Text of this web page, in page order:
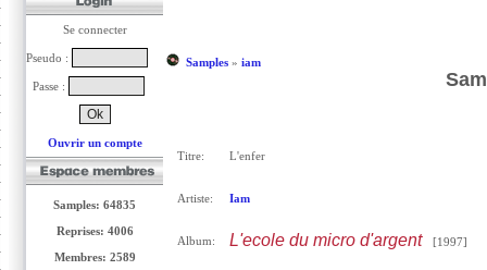
Se connecter
Pseudo :
Passe :
Ouvrir un compte
Samples: 64835
Reprises: 4006
Membres: 2589
Samples» iam
Titre: L'enfer
Artiste: Iam
Album: L'ecole du micro d'argent [1997]